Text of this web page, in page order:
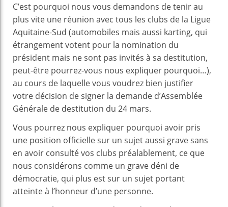
C’est pourquoi nous vous demandons de tenir au
plus vite une réunion avec tous les clubs de la Ligue
Aquitaine-Sud (automobiles mais aussi karting, qui
étrangement votent pour la nomination du
président mais ne sont pas invités à sa destitution,
peut-être pourrez-vous nous expliquer pourquoi…),
au cours de laquelle vous voudrez bien justifier
votre décision de signer la demande d’Assemblée
Générale de destitution du 24 mars.
Vous pourrez nous expliquer pourquoi avoir pris
une position officielle sur un sujet aussi grave sans
en avoir consulté vos clubs préalablement, ce que
nous considérons comme un grave déni de
démocratie, qui plus est sur un sujet portant
atteinte à l’honneur d’une personne.